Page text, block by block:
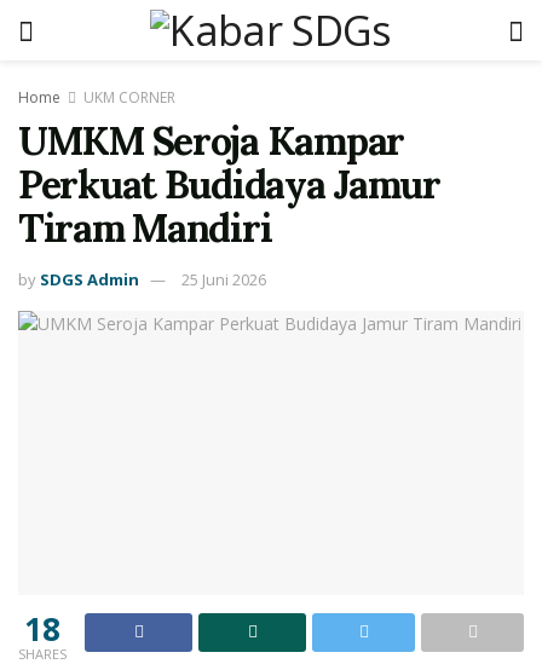
Home UKM CORNER
UMKM Seroja Kampar
Perkuat Budidaya Jamur
Tiram Mandiri
by SDGS Admin 25 Juni 2026
18
SHARES